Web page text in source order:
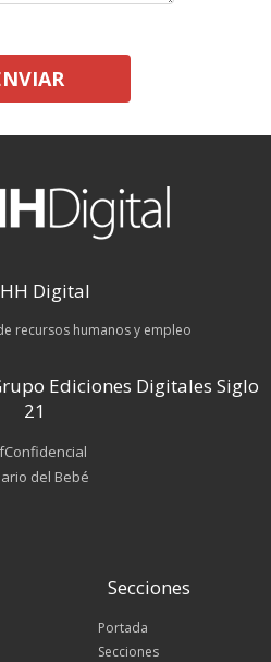
Digital
recursos humanos y empleo
Ediciones Digitales Siglo
21
del Bebé
Secciones
Portada
Secciones